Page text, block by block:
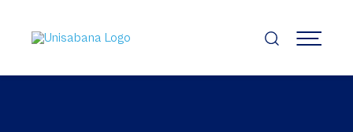
contenido
principal
MENÚ